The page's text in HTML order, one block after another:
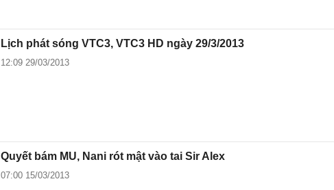
Lịch phát sóng VTC3, VTC3 HD ngày 29/3/2013
12:09 29/03/2013
Quyết bám MU, Nani rót mật vào tai Sir Alex
07:00 15/03/2013